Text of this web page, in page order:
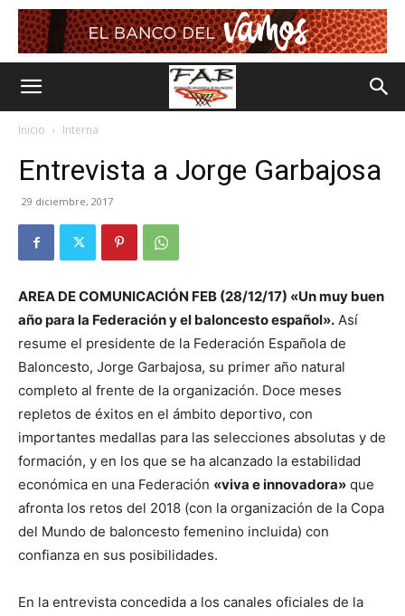
Inicio Interna
Entrevista a Jorge Garbajosa
29 diciembre, 2017
AREA DE COMUNICACIÓN FEB (28/12/17) «Un muy buen
año para la Federación y el baloncesto español». Así
resume el presidente de la Federación Española de
Baloncesto, Jorge Garbajosa, su primer año natural
completo al frente de la organización. Doce meses
repletos de éxitos en el ámbito deportivo, con
importantes medallas para las selecciones absolutas y de
formación, y en los que se ha alcanzado la estabilidad
económica en una Federación «viva e innovadora» que
afronta los retos del 2018 (con la organización de la Copa
del Mundo de baloncesto femenino incluida) con
confianza en sus posibilidades.
En la entrevista concedida a los canales oficiales de la